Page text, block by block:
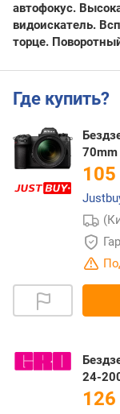
автофокус.
видоискатель.
торце.
Где купить?
70mm
24-